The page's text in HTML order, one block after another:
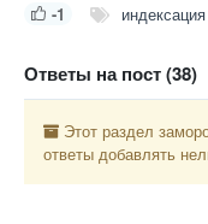
-1
Ответы на пост (38)
Этот раздел
ответы добавлять